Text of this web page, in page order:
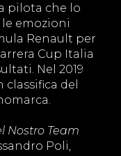
pilota che lo
le emozioni
Renault per
Cup Italia
Nel 2019
del
Nostro Team
Poli,